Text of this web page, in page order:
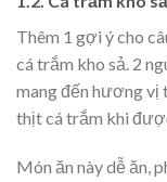
Thêm 1 gợi ý cho
cá trắm kho sả. 2
mang đến hương vị
thịt cá trắm khi
Món ăn này dễ ăn,